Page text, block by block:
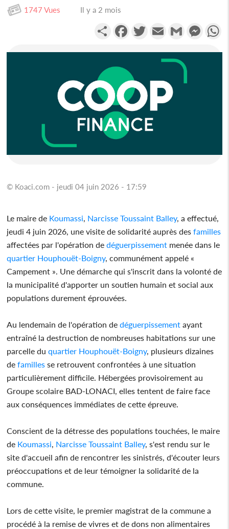
1747 Vues Il y a 2 mois
PartagerFacebookTwitterEmail Gmail
© Koaci.com - jeudi 04 juin 2026 - 17:59
Le maire de Koumassi Narcisse Toussaint Balley, a effectué,
jeudi 4 juin 2026, une visite de solidarité auprès des familles
affectées par l'opération de déguerpissement menée dans le
quartier Houphouët-Boigny, communément appelé «
Campement ». Une démarche qui s'inscrit dans la volonté de
la municipalité d'apporter un soutien humain et social aux
populations durement éprouvées.
Au lendemain de l'opération de déguerpissement ayant
entraîné la destruction de nombreuses habitations sur une
parcelle du quartier Houphouët-Boigny, plusieurs dizaines
de familles se retrouvent confrontées à une situation
particulièrement difficile. Hébergées provisoirement au
Groupe scolaire BAD-LONACI, elles tentent de faire face
aux conséquences immédiates de cette épreuve.
Conscient de la détresse des populations touchées, le maire
de Koumassi Narcisse Toussaint Balley, s'est rendu sur le
site d'accueil afin de rencontrer les sinistrés, d'écouter leurs
préoccupations et de leur témoigner la solidarité de la
commune.
Lors de cette visite, le premier magistrat de la commune a
procédé à la remise de vivres et de dons non alimentaires